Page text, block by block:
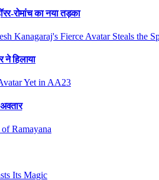
रोमांच का नया तड़का
हिलाया